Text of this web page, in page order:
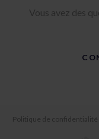
Vous avez des
Politique de confidentialité